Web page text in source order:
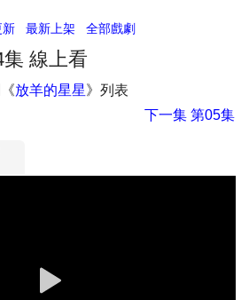
新 最新上架 全部戲劇
線上看
放羊的星星》列表
下一集第05集